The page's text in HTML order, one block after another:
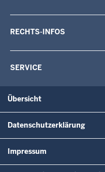
RECHTS-INFOS
SERVICE
Übersicht
Datenschutzerklärung
Impressum